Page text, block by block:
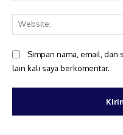
Simpan nama, email,
lain kali saya berkomentar.